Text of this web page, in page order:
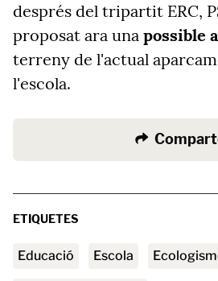
després del tripartit ERC,
proposat ara una possible
terreny de l'actual
l'escola.
ETIQUETES
educació escola